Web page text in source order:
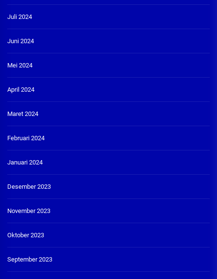
Juli 2024
Juni 2024
Mei 2024
April 2024
Maret 2024
Februari 2024
Januari 2024
Desember 2023
November 2023
Oktober 2023
September 2023